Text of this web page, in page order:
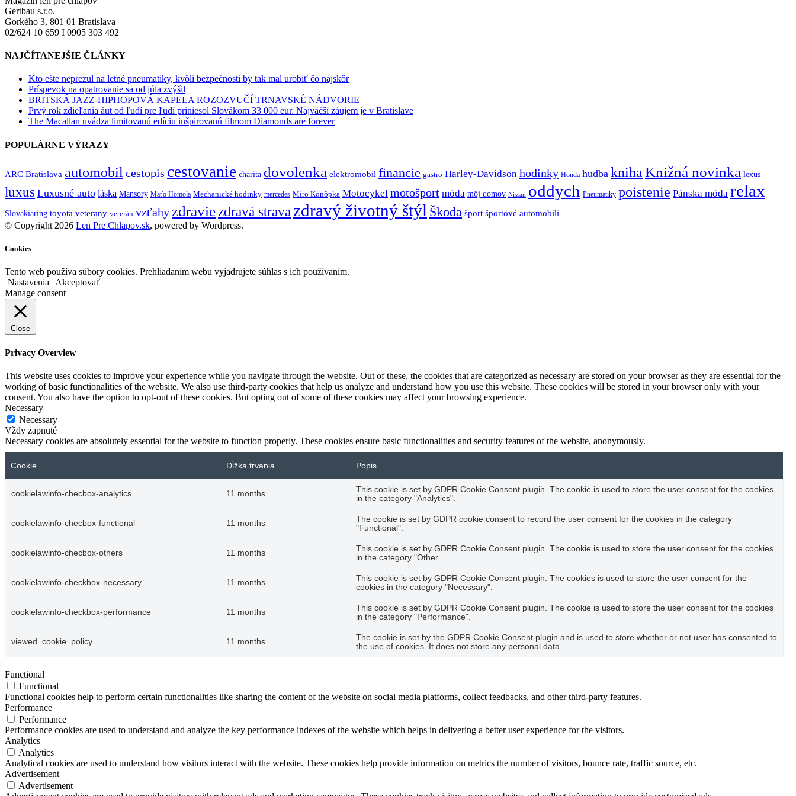
Gertbau s.r.o.
Gorkého 3, 801 01 Bratislava
02/624 10 659 I 0905 303 492
NAJČÍTANEJŠIE ČLÁNKY
Kto ešte neprezul na letné pneumatiky, kvôli bezpečnosti by tak mal urobiť čo najskôr
Príspevok na opatrovanie sa od júla zvýšil
BRITSKÁ JAZZ-HIPHOPOVÁ KAPELA ROZOZVUČÍ TRNAVSKÉ NÁDVORIE
Prvý rok zdieľania áut od ľudí pre ľudí priniesol Slovákom 33 000 eur. Najväčší záujem je v Bratislave
The Macallan uvádza limitovanú edíciu inšpirovanú filmom Diamonds are forever
POPULÁRNE VÝRAZY
ARC Bratislava automobil cestopis cestovanie charita dovolenka elektromobil financie gastro Harley-Davidson hodinky Honda hudba kniha Knižná novinka lexus
luxus Luxusné auto láska Mansory Maťo Homola Mechanické hodinky mercedes Miro Konôpka Motocykel motošport móda môj domov Nissan oddych Pneumatiky poistenie Pánska móda relax
Slovakiaring toyota veterany veterán vzťahy zdravie zdravá strava zdravý životný štýl Škoda šport športové automobili
© Copyright 2026 Len Pre Chlapov.sk, powered by Wordpress.
Cookies
Tento web používa súbory cookies. Prehliadaním webu vyjadrujete súhlas s ich používaním.
Nastavenia
Akceptovať
Manage consent
Close
Privacy Overview
This website uses cookies to improve your experience while you navigate through the website. Out of these, the cookies that are categorized as necessary are stored on your browser as they are essential for the
working of basic functionalities of the website. We also use third-party cookies that help us analyze and understand how you use this website. These cookies will be stored in your browser only with your
consent. You also have the option to opt-out of these cookies. But opting out of some of these cookies may affect your browsing experience.
Necessary
Necessary
Vždy zapnuté
Necessary cookies are absolutely essential for the website to function properly. These cookies ensure basic functionalities and security features of the website, anonymously.
Cookie Dĺžka trvania Popis
cookielawinfo-checbox-analytics 11 months
This cookie is set by GDPR Cookie Consent plugin. The cookie is used to store the user consent for the cookies
in the category "Analytics".
cookielawinfo-checbox-functional 11 months
The cookie is set by GDPR cookie consent to record the user consent for the cookies in the category
"Functional".
cookielawinfo-checbox-others 11 months
This cookie is set by GDPR Cookie Consent plugin. The cookie is used to store the user consent for the cookies
in the category "Other.
cookielawinfo-checkbox-necessary 11 months
This cookie is set by GDPR Cookie Consent plugin. The cookies is used to store the user consent for the
cookies in the category "Necessary".
cookielawinfo-checkbox-performance 11 months
This cookie is set by GDPR Cookie Consent plugin. The cookie is used to store the user consent for the cookies
in the category "Performance".
viewed_cookie_policy 11 months
The cookie is set by the GDPR Cookie Consent plugin and is used to store whether or not user has consented to
the use of cookies. It does not store any personal data.
Functional
Functional
Functional cookies help to perform certain functionalities like sharing the content of the website on social media platforms, collect feedbacks, and other third-party features.
Performance
Performance
Performance cookies are used to understand and analyze the key performance indexes of the website which helps in delivering a better user experience for the visitors.
Analytics
Analytics
Analytical cookies are used to understand how visitors interact with the website. These cookies help provide information on metrics the number of visitors, bounce rate, traffic source, etc.
Advertisement
Advertisement